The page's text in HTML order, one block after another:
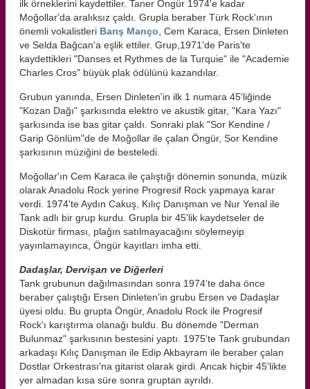
ilk örneklerini kaydettiler. Taner Öngür 1974'e kadar
Moğollar'da aralıksız çaldı. Grupla beraber Türk Rock'ının
önemli vokalistleri Barış Manço , Cem Karaca, Ersen Dinleten
ve Selda Bağcan'a eşlik ettiler. Grup,1971'de Paris'te
kaydettikleri "Danses et Rythmes de la Turquie" ile "Academie
Charles Cros" büyük plak ödülünü kazandılar.
Grubun yanında, Ersen Dinleten'in ilk 1 numara 45'liğinde
"Kozan Dağı" şarkısında elektro ve akustik gitar, "Kara Yazı"
şarkısında ise bas gitar çaldı. Sonraki plak "Sor Kendine /
Garip Gönlüm"de de Moğollar ile çalan Öngür, Sor Kendine
şarkısının müziğini de besteledi.
Moğollar'ın Cem Karaca ile çalıştığı dönemin sonunda, müzik
olarak Anadolu Rock yerine Progresif Rock yapmaya karar
verdi. 1974'te Aydın Cakuş, Kılıç Danışman ve Nur Yenal ile
Tank adlı bir grup kurdu. Grupla bir 45'lik kaydetseler de
Diskotür firması, plağın satılmayacağını söylemeyip
yayınlamayınca, Öngür kayıtları imha etti.
Dadaşlar, Dervişan ve Diğerleri
Tank grubunun dağılmasından sonra 1974'te daha önce
beraber çalıştığı Ersen Dinleten'in grubu Ersen ve Dadaşlar
üyesi oldu. Bu grupta Öngür, Anadolu Rock ile Progresif
Rock'ı karıştırma olanağı buldu. Bu dönemde "Derman
Bulunmaz" şarkısının bestesini yaptı. 1975'te Tank grubundan
arkadaşı Kılıç Danışman ile Edip Akbayram ile beraber çalan
Dostlar Orkestrası'na gitarist olarak girdi. Ancak hiçbir 45'likte
yer almadan kısa süre sonra gruptan ayrıldı.